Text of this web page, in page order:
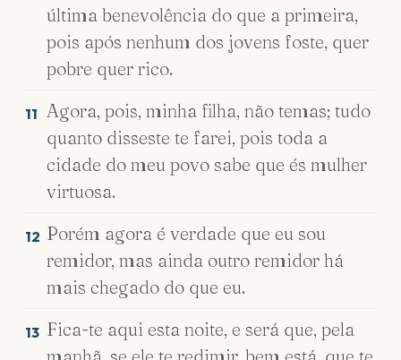
última benevolência do que a primeira,
pois após nenhum dos jovens foste, quer
pobre quer rico.
11 Agora, pois, minha filha, não temas; tudo
quanto disseste te farei, pois toda a
cidade do meu povo sabe que és mulher
virtuosa.
12 Porém agora é verdade que eu sou
remidor, mas ainda outro remidor há
mais chegado do que eu.
13 Fica-te aqui esta noite, e será que, pela